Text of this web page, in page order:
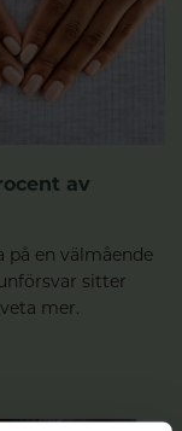
av
på en välmående
sitter
mer.